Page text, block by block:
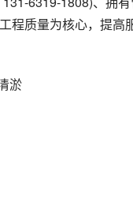
程质量为核心，提高
淤